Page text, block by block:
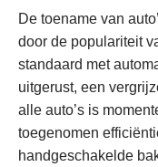
De toename van
door de populariteit
standaard met
uitgerust, een
alle auto’s is
toegenomen
handgeschakelde